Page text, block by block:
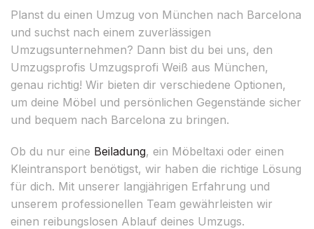
Planst du einen Umzug von München nach Barcelona
und suchst nach einem zuverlässigen
Umzugsunternehmen? Dann bist du bei uns, den
Umzugsprofis Umzugsprofi Weiß aus München,
genau richtig! Wir bieten dir verschiedene Optionen,
um deine Möbel und persönlichen Gegenstände sicher
und bequem nach Barcelona zu bringen.
Ob du nur eine Beiladung, ein Möbeltaxi oder einen
Kleintransport benötigst, wir haben die richtige Lösung
für dich. Mit unserer langjährigen Erfahrung und
unserem professionellen Team gewährleisten wir
einen reibungslosen Ablauf deines Umzugs.